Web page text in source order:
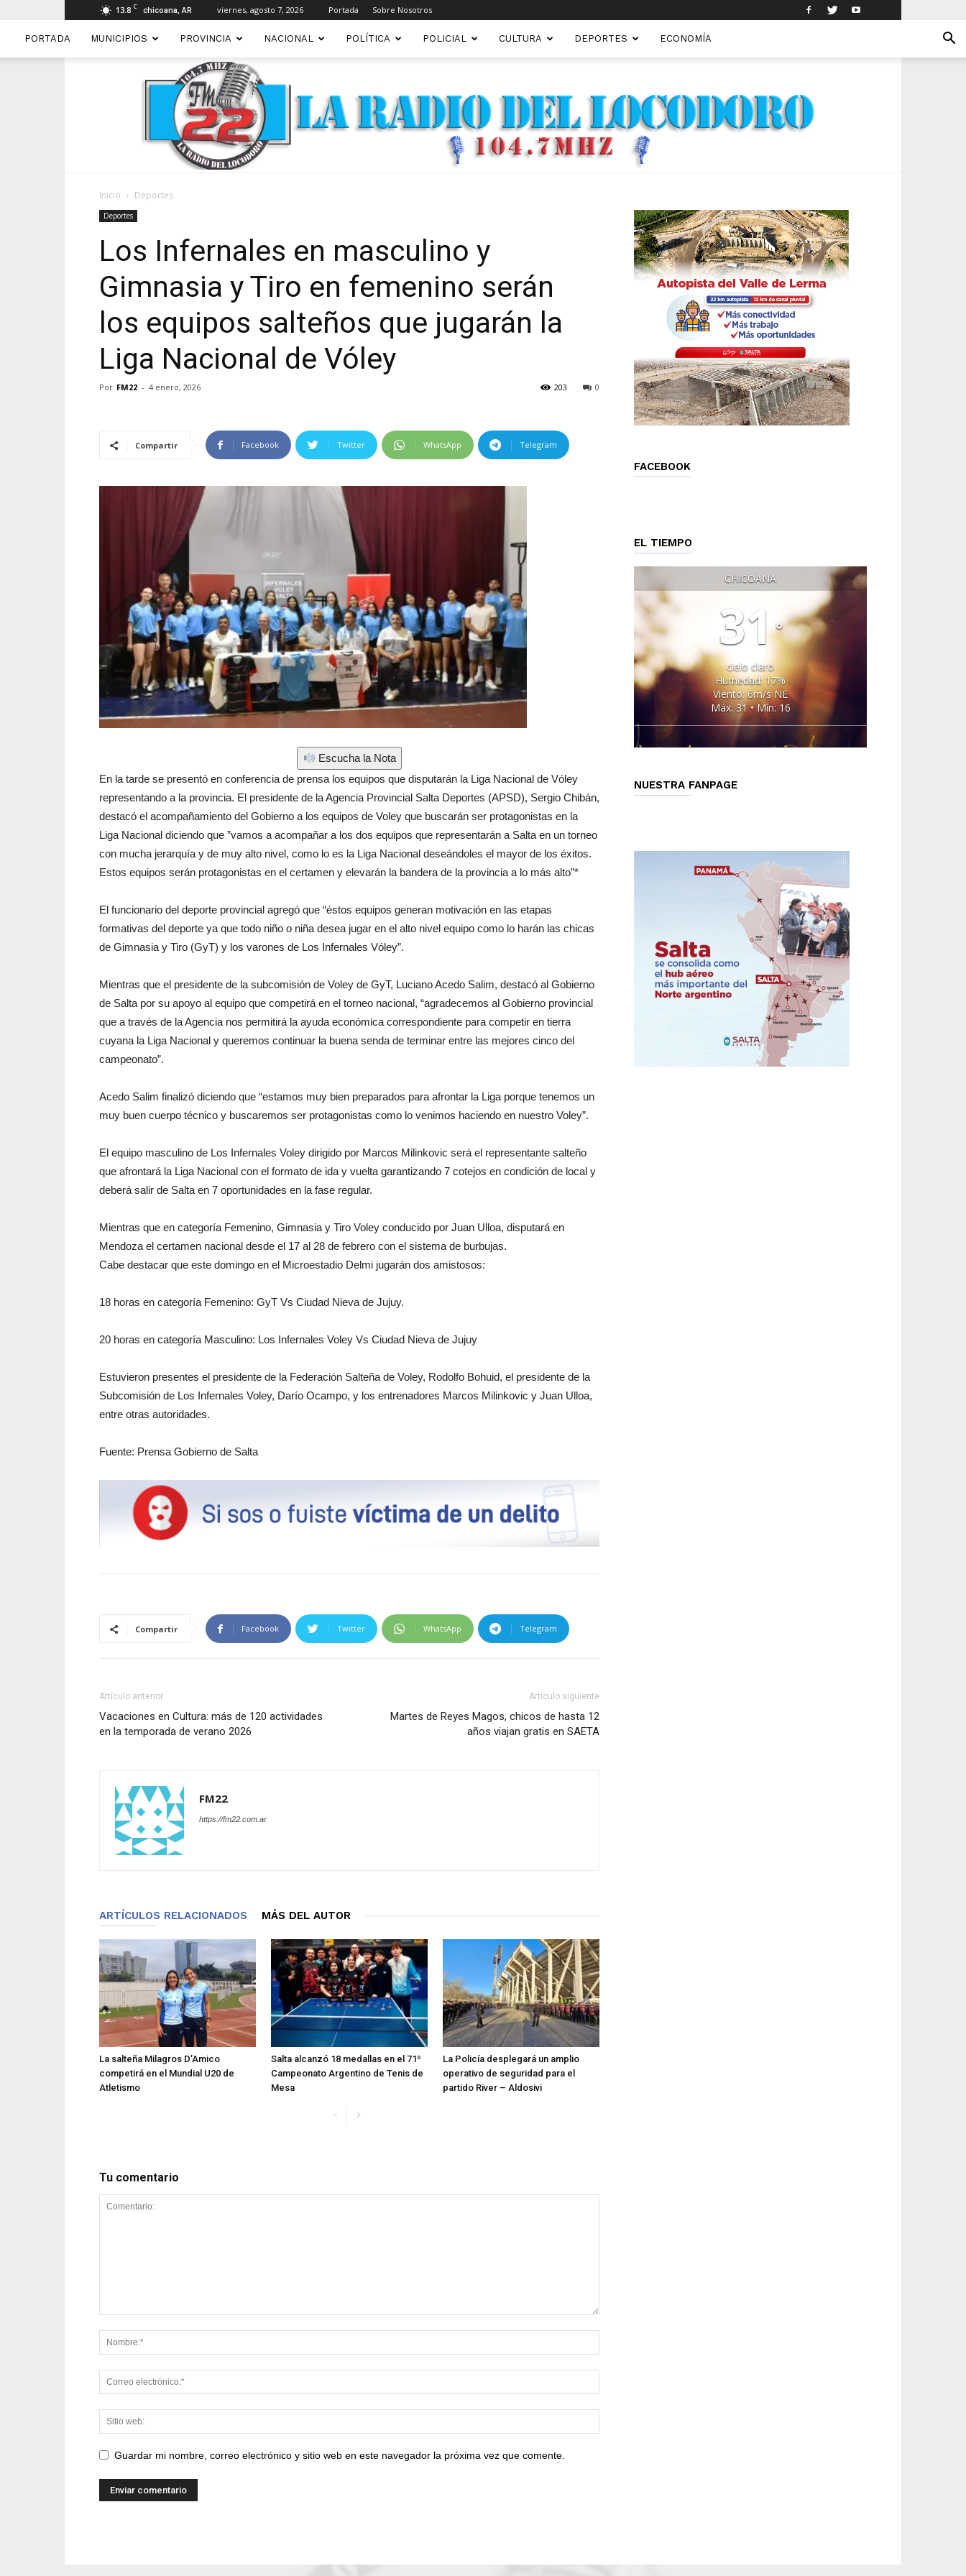
13.8 C chicoana, AR viernes, agosto 7, 2026 Portada Sobre Nosotros
PORTADA MUNICIPIOS PROVINCIA NACIONAL POLÍTICA POLICIAL CULTURA DEPORTES ECONOMÍA
Inicio Deportes
Deportes
Los Infernales en masculino y
Gimnasia y Tiro en femenino serán
los equipos salteños que jugarán la
Liga Nacional de Vóley
Por FM22 - 4 enero, 2026 0
203
Compartir Facebook Twitter WhatsApp Telegram
Escucha la Nota
En la tarde se presentó en conferencia de prensa los equipos que disputarán la Liga Nacional de Vóley
representando a la provincia. El presidente de la Agencia Provincial Salta Deportes (APSD), Sergio Chibán,
destacó el acompañamiento del Gobierno a los equipos de Voley que buscarán ser protagonistas en la
Liga Nacional diciendo que ”vamos a acompañar a los dos equipos que representarán a Salta en un torneo
con mucha jerarquía y de muy alto nivel, como lo es la Liga Nacional deseándoles el mayor de los éxitos.
Estos equipos serán protagonistas en el certamen y elevarán la bandera de la provincia a lo más alto”*
El funcionario del deporte provincial agregó que “éstos equipos generan motivación en las etapas
formativas del deporte ya que todo niño o niña desea jugar en el alto nivel equipo como lo harán las chicas
de Gimnasia y Tiro (GyT) y los varones de Los Infernales Vóley”.
Mientras que el presidente de la subcomisión de Voley de GyT, Luciano Acedo Salim, destacó al Gobierno
de Salta por su apoyo al equipo que competirá en el torneo nacional, “agradecemos al Gobierno provincial
que a través de la Agencia nos permitirá la ayuda económica correspondiente para competir en tierra
cuyana la Liga Nacional y queremos continuar la buena senda de terminar entre las mejores cinco del
campeonato”.
Acedo Salim finalizó diciendo que “estamos muy bien preparados para afrontar la Liga porque tenemos un
muy buen cuerpo técnico y buscaremos ser protagonistas como lo venimos haciendo en nuestro Voley”.
El equipo masculino de Los Infernales Voley dirigido por Marcos Milinkovic será el representante salteño
que afrontará la Liga Nacional con el formato de ida y vuelta garantizando 7 cotejos en condición de local y
deberá salir de Salta en 7 oportunidades en la fase regular.
Mientras que en categoría Femenino, Gimnasia y Tiro Voley conducido por Juan Ulloa, disputará en
Mendoza el certamen nacional desde el 17 al 28 de febrero con el sistema de burbujas.
Cabe destacar que este domingo en el Microestadio Delmi jugarán dos amistosos:
18 horas en categoría Femenino: GyT Vs Ciudad Nieva de Jujuy.
20 horas en categoría Masculino: Los Infernales Voley Vs Ciudad Nieva de Jujuy
Estuvieron presentes el presidente de la Federación Salteña de Voley, Rodolfo Bohuid, el presidente de la
Subcomisión de Los Infernales Voley, Darío Ocampo, y los entrenadores Marcos Milinkovic y Juan Ulloa,
entre otras autoridades.
Fuente: Prensa Gobierno de Salta
Compartir Facebook Twitter WhatsApp Telegram
Artículo anterior
Vacaciones en Cultura: más de 120 actividades
en la temporada de verano 2026
Artículo siguiente
Martes de Reyes Magos, chicos de hasta 12
años viajan gratis en SAETA
FM22
https://fm22.com.ar
ARTÍCULOS RELACIONADOS MÁS DEL AUTOR
La salteña Milagros D’Amico
competirá en el Mundial U20 de
Atletismo
Salta alcanzó 18 medallas en el 71º
Campeonato Argentino de Tenis de
Mesa
La Policía desplegará un amplio
operativo de seguridad para el
partido River – Aldosivi
Tu comentario
Guardar mi nombre, correo electrónico y sitio web en este navegador la próxima vez que comente.
FACEBOOK
EL TIEMPO
CHICOANA
31°
cielo claro
Humedad: 17%
Viento: 6m/s NE
Máx: 31 • Mín: 16
NUESTRA FANPAGE